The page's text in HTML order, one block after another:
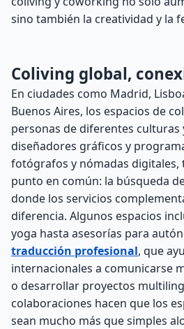
sino también la creatividad y la
Coliving global,
En ciudades como Madrid,
Buenos Aires, los espacios de
personas de diferentes culturas
diseñadores gráficos y
fotógrafos y nómadas
punto en común: la búsqueda
donde los servicios
diferencia. Algunos espacios
yoga hasta asesorías para
traducción profesional, que
internacionales a comunicarse
o desarrollar proyectos
colaboraciones hacen que los
sean mucho más que simples